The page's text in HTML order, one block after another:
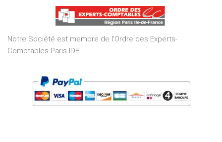
of
5
Notre Société est membre de l’Ordre des Experts-
Comptables Paris IDF.